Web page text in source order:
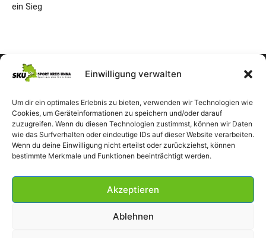
Einwilligung verwalten
Um dir ein optimales Erlebnis zu bieten, verwenden wir Technologien wie
Cookies, um Geräteinformationen zu speichern und/oder darauf
zuzugreifen. Wenn du diesen Technologien zustimmst, können wir Daten
wie das Surfverhalten oder eindeutige IDs auf dieser Website verarbeiten.
Wenn du deine Einwilligung nicht erteilst oder zurückziehst, können
bestimmte Merkmale und Funktionen beeinträchtigt werden.
Akzeptieren
Ablehnen
ein Sieg